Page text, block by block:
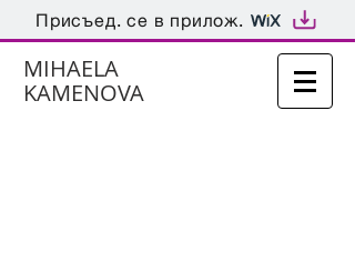
Присъед. се в прилож.
MIHAELA
KAMENOVA